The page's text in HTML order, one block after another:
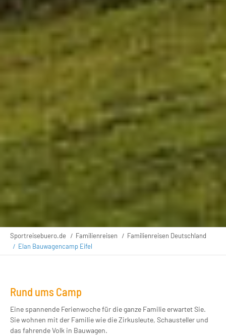
Sportreisebuero.de Familienreisen
Familienreisen Deutschland
Elan Bauwagencamp Eifel
Rund ums Camp
Eine spannende Ferienwoche für die ganze Familie erwartet Sie.
Sie wohnen mit der Familie wie die Zirkusleute, Schausteller und
das fahrende Volk in Bauwagen.